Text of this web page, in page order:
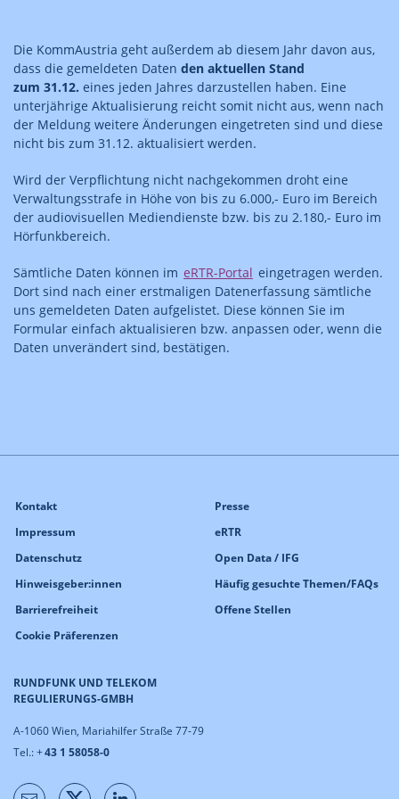
Die KommAustria geht außerdem ab diesem Jahr davon aus,
dass die gemeldeten Daten den aktuellen Stand
zum 31.12. eines jeden Jahres darzustellen haben. Eine
unterjährige Aktualisierung reicht somit nicht aus, wenn nach
der Meldung weitere Änderungen eingetreten sind und diese
nicht bis zum 31.12. aktualisiert werden.
Wird der Verpflichtung nicht nachgekommen droht eine
Verwaltungsstrafe in Höhe von bis zu 6.000,- Euro im Bereich
der audiovisuellen Mediendienste bzw. bis zu 2.180,- Euro im
Hörfunkbereich.
Sämtliche Daten können im eRTR-Portal eingetragen werden.
Dort sind nach einer erstmaligen Datenerfassung sämtliche
uns gemeldeten Daten aufgelistet. Diese können Sie im
Formular einfach aktualisieren bzw. anpassen oder, wenn die
Daten unverändert sind, bestätigen.
RUNDFUNK UND TELEKOM
REGULIERUNGS-GMBH
A-1060 Wien, Mariahilfer Straße 77-79
Tel.: +43 1 58058-0
Kontakt
Impressum
Datenschutz
Hinweisgeber:innen
Barrierefreiheit
Cookie Präferenzen
Presse
eRTR
Open Data / IFG
Häufig gesuchte Themen/FAQs
Offene Stellen